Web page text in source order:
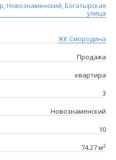
Новознаменский, Богатырская
улица
ЖК Смородина
Продажа
квартира
3
Новознаменский
10
74.27 м2